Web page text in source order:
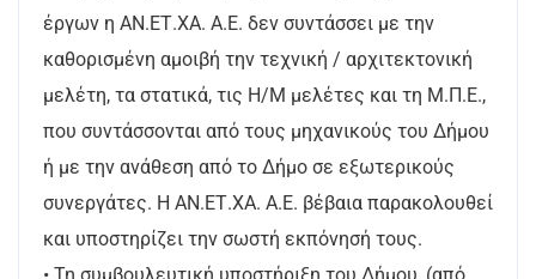
έργων η ΑΝ.ΕΤ.ΧΑ. Α.Ε. δεν συντάσσει με την
καθορισμένη αμοιβή την τεχνική / αρχιτεκτονική
μελέτη, τα στατικά, τις Η/Μ μελέτες και τη Μ.Π.Ε.,
που συντάσσονται από τους μηχανικούς του Δήμου
ή με την ανάθεση από το Δήμο σε εξωτερικούς
συνεργάτες. Η ΑΝ.ΕΤ.ΧΑ. Α.Ε. βέβαια παρακολουθεί
και υποστηρίζει την σωστή εκπόνησή τους.